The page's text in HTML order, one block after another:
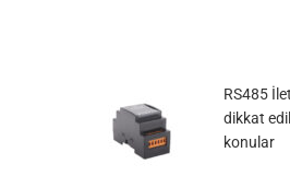
RS485
dikkat
konular